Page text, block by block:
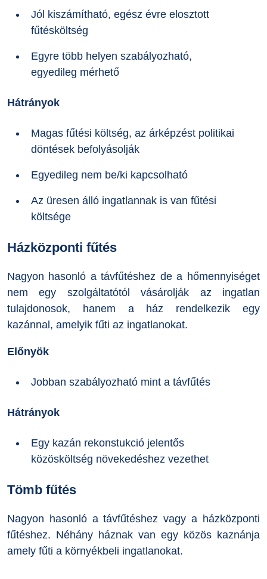
Jól kiszámítható, egész évre elosztott
fűtésköltség
Egyre több helyen szabályozható,
egyedileg mérhető
Hátrányok
Magas fűtési költség, az árképzést politikai
döntések befolyásolják
Egyedileg nem be/ki kapcsolható
Az üresen álló ingatlannak is van fűtési
költsége
Házközponti fűtés
Nagyon hasonló a távfűtéshez de a hőmennyiséget
nem egy szolgáltatótól vásárolják az ingatlan
tulajdonosok, hanem a ház rendelkezik egy
kazánnal, amelyik fűti az ingatlanokat.
Előnyök
Jobban szabályozható mint a távfűtés
Hátrányok
Egy kazán rekonstukció jelentős
közösköltség növekedéshez vezethet
Tömb fűtés
Nagyon hasonló a távfűtéshez vagy a házközponti
fűtéshez. Néhány háznak van egy közös kaznánja
amely fűti a környékbeli ingatlanokat.